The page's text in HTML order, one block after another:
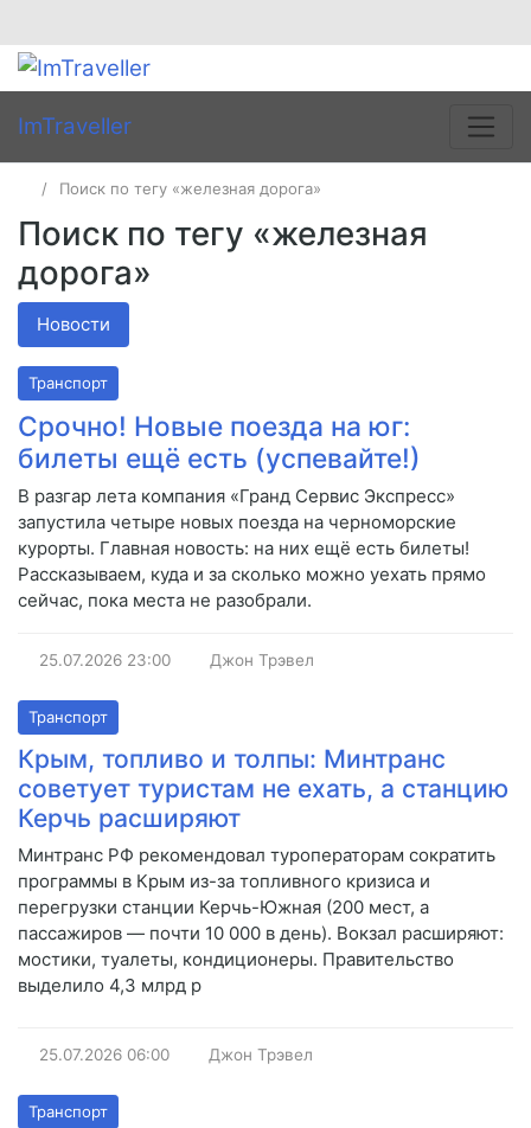
ImTraveller
Поиск по тегу «железная дорога»
Поиск по тегу «железная
дорога»
Новости
Транспорт
Срочно! Новые поезда на юг:
билеты ещё есть (успевайте!)
В разгар лета компания «Гранд Сервис Экспресс»
запустила четыре новых поезда на черноморские
курорты. Главная новость: на них ещё есть билеты!
Рассказываем, куда и за сколько можно уехать прямо
сейчас, пока места не разобрали.
25.07.2026 23:00 Джон Трэвел
Транспорт
Крым, топливо и толпы: Минтранс
советует туристам не ехать, а станцию
Керчь расширяют
Минтранс РФ рекомендовал туроператорам сократить
программы в Крым из-за топливного кризиса и
перегрузки станции Керчь-Южная (200 мест, а
пассажиров — почти 10 000 в день). Вокзал расширяют:
мостики, туалеты, кондиционеры. Правительство
выделило 4,3 млрд р
25.07.2026 06:00 Джон Трэвел
Транспорт